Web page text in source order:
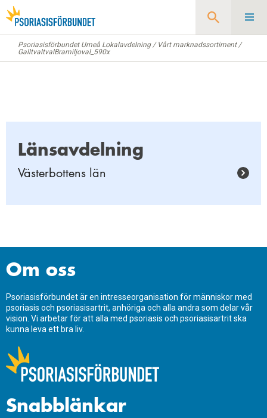
Sök
Psoriasisförbundet Umeå Lokalavdelning/ Vårt marknadssortiment/
GalltvaltvalBramiljoval_590x
Länsavdelning
Västerbottens län
Om oss
Psoriasisförbundet är en intresseorganisation för människor med
psoriasis och psoriasisartrit, anhöriga och alla andra som delar vår
vision. Vi arbetar för att alla med psoriasis och psoriasisartrit ska
kunna leva ett bra liv.
Snabblänkar